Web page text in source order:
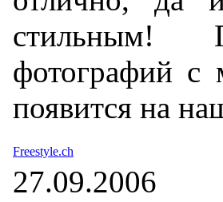
стильным!
фотографий с
появится на
Freestyle.ch
27.09.2006